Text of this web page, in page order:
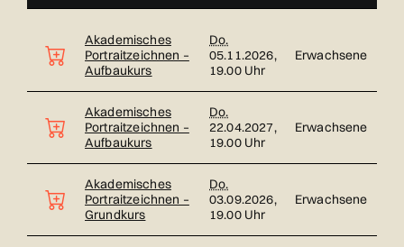
Akademisches
Portraitzeichnen –
Aufbaukurs
Do.
05.11.2026,
19.00 Uhr
Erwachsene
Akademisches
Portraitzeichnen –
Aufbaukurs
Do.
22.04.2027,
19.00 Uhr
Erwachsene
Akademisches
Portraitzeichnen –
Grundkurs
Do.
03.09.2026,
19.00 Uhr
Erwachsene